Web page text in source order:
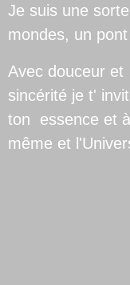
Je suis une
mondes, un
Avec douceur et
sincérité je t'
ton essence et
même et